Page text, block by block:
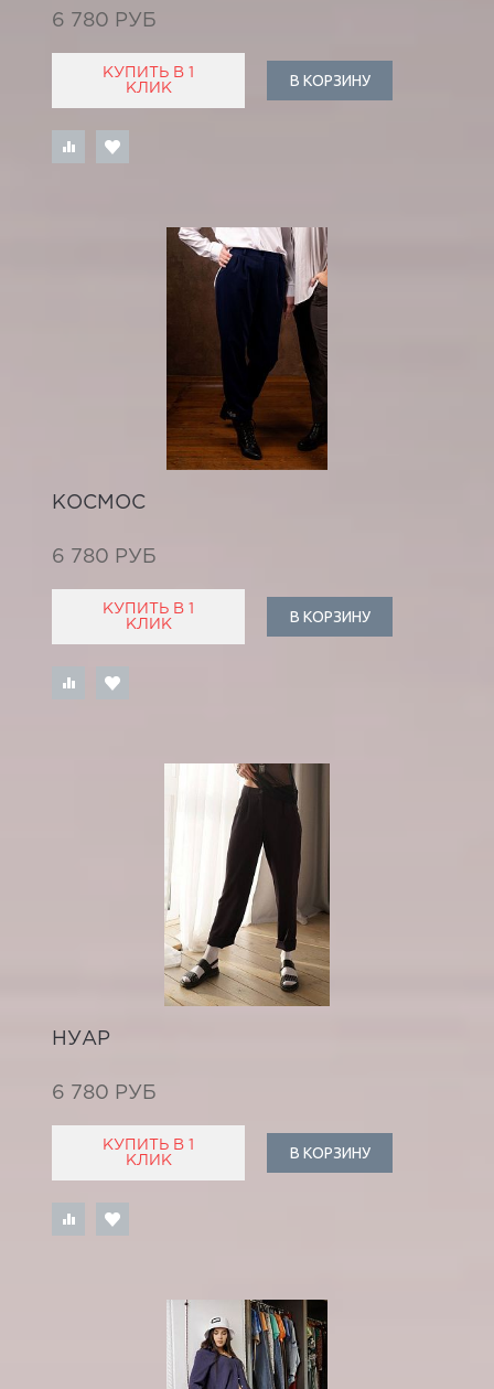
6 780 РУБ
КУПИТЬ В 1
КЛИК
В КОРЗИНУ
КОСМОС
6 780 РУБ
КУПИТЬ В 1
КЛИК
В КОРЗИНУ
НУАР
6 780 РУБ
КУПИТЬ В 1
КЛИК
В КОРЗИНУ